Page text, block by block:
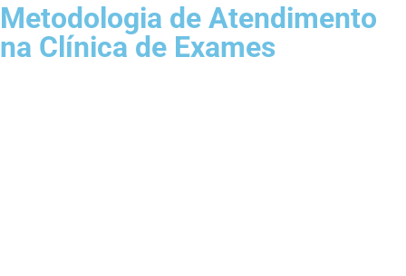
Metodologia de Atendimento
na Clínica de Exames